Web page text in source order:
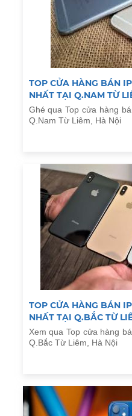
TOP CỬA HÀNG BÁN
NHẤT TẠI Q.NAM TỪ
Ghé qua Top cửa hàng
Q.Nam Từ Liêm, Hà Nội
TOP CỬA HÀNG BÁN
NHẤT TẠI Q.BẮC TỪ
Xem qua Top cửa hàng
Q.Bắc Từ Liêm, Hà Nội